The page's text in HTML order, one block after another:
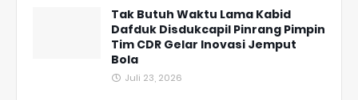
Tak Butuh Waktu Lama Kabid
Dafduk Disdukcapil Pinrang Pimpin
Tim CDR Gelar Inovasi Jemput
Bola
Juli 23, 2026